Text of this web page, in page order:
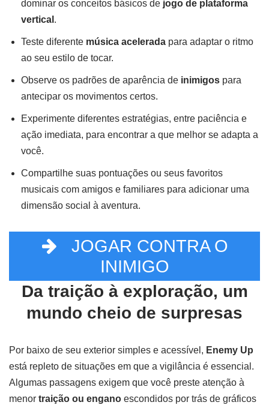
dominar os conceitos básicos de jogo de plataforma
vertical .
Teste diferente música acelerada para adaptar o ritmo
ao seu estilo de tocar.
Observe os padrões de aparência de inimigos para
antecipar os movimentos certos.
Experimente diferentes estratégias, entre paciência e
ação imediata, para encontrar a que melhor se adapta a
você.
Compartilhe suas pontuações ou seus favoritos
musicais com amigos e familiares para adicionar uma
dimensão social à aventura.
JOGAR CONTRA O
INIMIGO
Da traição à exploração, um
mundo cheio de surpresas
Por baixo de seu exterior simples e acessível, Enemy Up
está repleto de situações em que a vigilância é essencial.
Algumas passagens exigem que você preste atenção à
menor traição ou engano escondidos por trás de gráficos